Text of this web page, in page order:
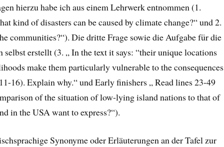
hierzu habe ich aus einem Lehrwerk entnommen (1.
kind of disasters can be caused by climate change?“ und 2.
communities?“). Die dritte Frage sowie die Aufgabe für die
selbst erstellt (3. „ In the text it says: “their unique locations
make them particularly vulnerable to the consequences
16). Explain why.“ und Early finishers „ Read lines 23-49
of the situation of low-lying island nations to that of
in the USA want to express?“).
Synonyme oder Erläuterungen an der Tafel zur